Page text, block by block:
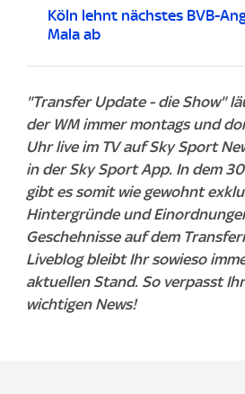
Köln lehnt nächstes BVB-
Mala ab
"Transfer Update - die Show"
der WM immer montags und
Uhr live im TV auf Sky Sport
in der Sky Sport App. In dem
gibt es somit wie gewohnt
Hintergründe und
Geschehnisse auf dem
Liveblog bleibt Ihr sowieso
aktuellen Stand. So verpasst
wichtigen News!